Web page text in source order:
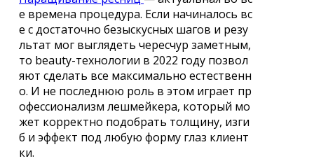
е времена процедура. Если начиналось вс
е с достаточно безыскусных шагов и резу
льтат мог выглядеть чересчур заметным,
то beauty-технологии в 2022 году позвол
яют сделать все максимально естественн
о. И не последнюю роль в этом играет пр
офессионализм лешмейкера, который мо
жет корректно подобрать толщину, изги
б и эффект под любую форму глаз клиент
ки.